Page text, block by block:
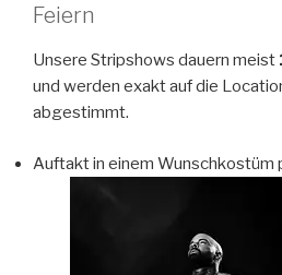
Feiern
Unsere Stripshows dauern meist
und werden exakt auf die
abgestimmt.
Auftakt in einem